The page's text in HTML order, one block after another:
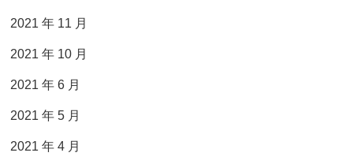
2021 年 11 月
2021 年 10 月
2021 年 6 月
2021 年 5 月
2021 年 4 月